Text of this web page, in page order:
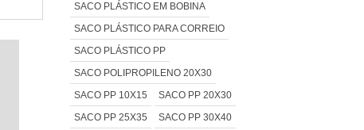
SACO PLÁSTICO EM BOBINA
SACO PLÁSTICO PARA CORREIO
SACO PLÁSTICO PP
SACO POLIPROPILENO 20X30
SACO PP 10X15
SACO PP 20X30
SACO PP 25X35
SACO PP 30X40